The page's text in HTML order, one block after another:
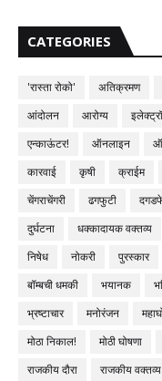
CATEGORIES
'रास्ता रोको' अतिक्रमण
आंदोलन
आरोग्य
एन्काऊंटर!
ऑनलाइन
कारवाई
कृषी क्राईम
चेंगराचेंगरी
ढगफुटी
दुर्घटना
धक्कादायक वक्तव्य
निषेध
नोकरी पुरस्कार
बॉम्बची धमकी
भयानक
भ्रष्टाचार
मनोरंजन
मोठा निकाल!
मोठी घोषणा
राजकीय दौरा
राजकीय वक्तव्य